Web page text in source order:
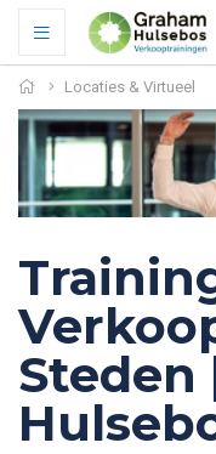
Locaties & Virtueel
Steden